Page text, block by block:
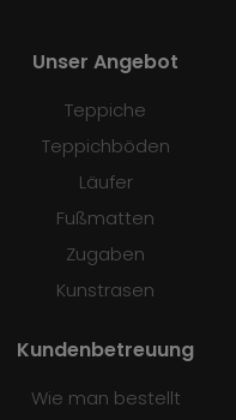
Unser Angebot
Teppiche
Teppichböden
Läufer
Fußmatten
Zugaben
Kunstrasen
Kundenbetreuung
Wie man bestellt